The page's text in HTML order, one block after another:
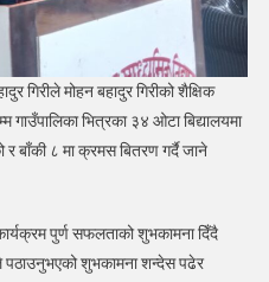
गिरीले मोहन बहादुर गिरीको शैक्षिक
भित्रका ३४ ओटा बिद्यालयमा
र बाँकी ८ मा क्रमस बितरण गर्दै जाने
पुर्ण सफलताको शुभकामना दिँदै
पठाउनुभएको शुभकामना शन्देस पढेर